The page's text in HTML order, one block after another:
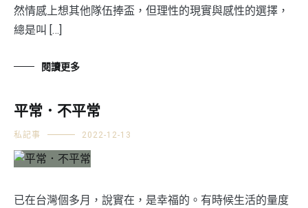
然情感上想其他隊伍捧盃，但理性的現實與感性的選擇，
總是叫 […]
閱讀更多
平常．不平常
私記事 2022-12-13
已在台灣個多月，說實在，是幸福的。有時候生活的量度